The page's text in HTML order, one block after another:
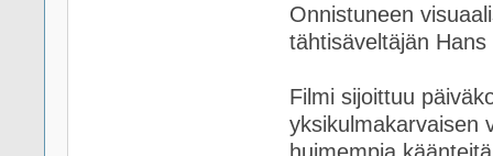
Onnistuneen
tähtisäveltäjän
Filmi sijoittuu
yksikulmakarvaisen